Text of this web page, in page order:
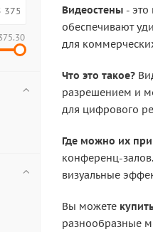
Видеостены -
обеспечивают
для
Что это такое?
разрешением и
для цифрового
Где можно их
конференц-
визуальные
Вы можете
разнообразные